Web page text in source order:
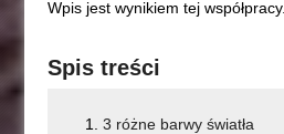
Wpis jest wynikiem tej współpracy.
Spis treści
3 różne barwy światła